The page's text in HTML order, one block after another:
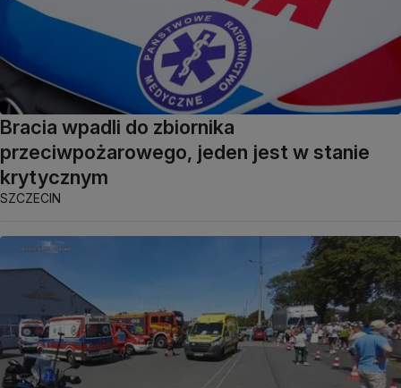
Bracia wpadli do zbiornika
przeciwpożarowego, jeden jest w stanie
krytycznym
SZCZECIN